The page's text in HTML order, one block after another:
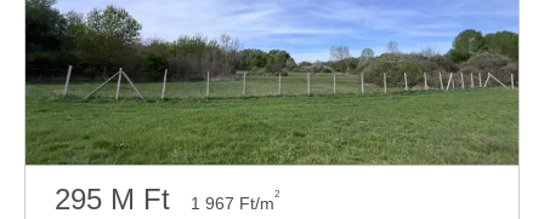
295 M Ft 1 967 Ft/m2